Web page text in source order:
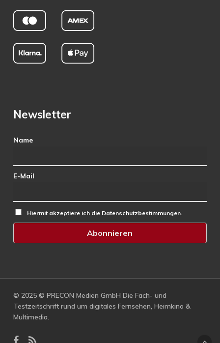
Newsletter
Name
E-Mail
Hiermit akzeptiere ich die Datenschutzbestimmungen.
© 2025 © PRECON Medien GmbH Die Fach- und
Testzeitschrift rund um digitales Fernsehen, Heimkino &
Multimedia.
facebook
RSS